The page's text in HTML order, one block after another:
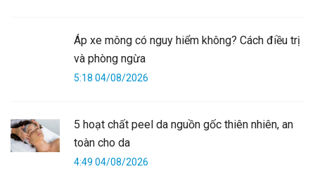
Áp xe mông có nguy hiểm không? Cách điều trị
và phòng ngừa
5:18 04/08/2026
5 hoạt chất peel da nguồn gốc thiên nhiên, an
toàn cho da
4:49 04/08/2026